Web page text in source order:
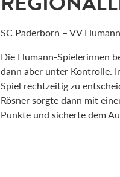
SC Paderborn – VV
Die Humann-Spielerinnen
dann aber unter Kontrolle.
Spiel rechtzeitig zu
Rösner sorgte dann mit
Punkte und sicherte dem